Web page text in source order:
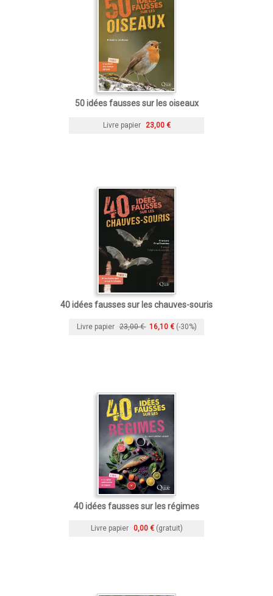
50 idées fausses sur les oiseaux
Livre papier 23,00 €
40 idées fausses sur les chauves-souris
Livre papier 23,00 € 16,10 € (-30%)
40 idées fausses sur les régimes
Livre papier 0,00 € (gratuit)